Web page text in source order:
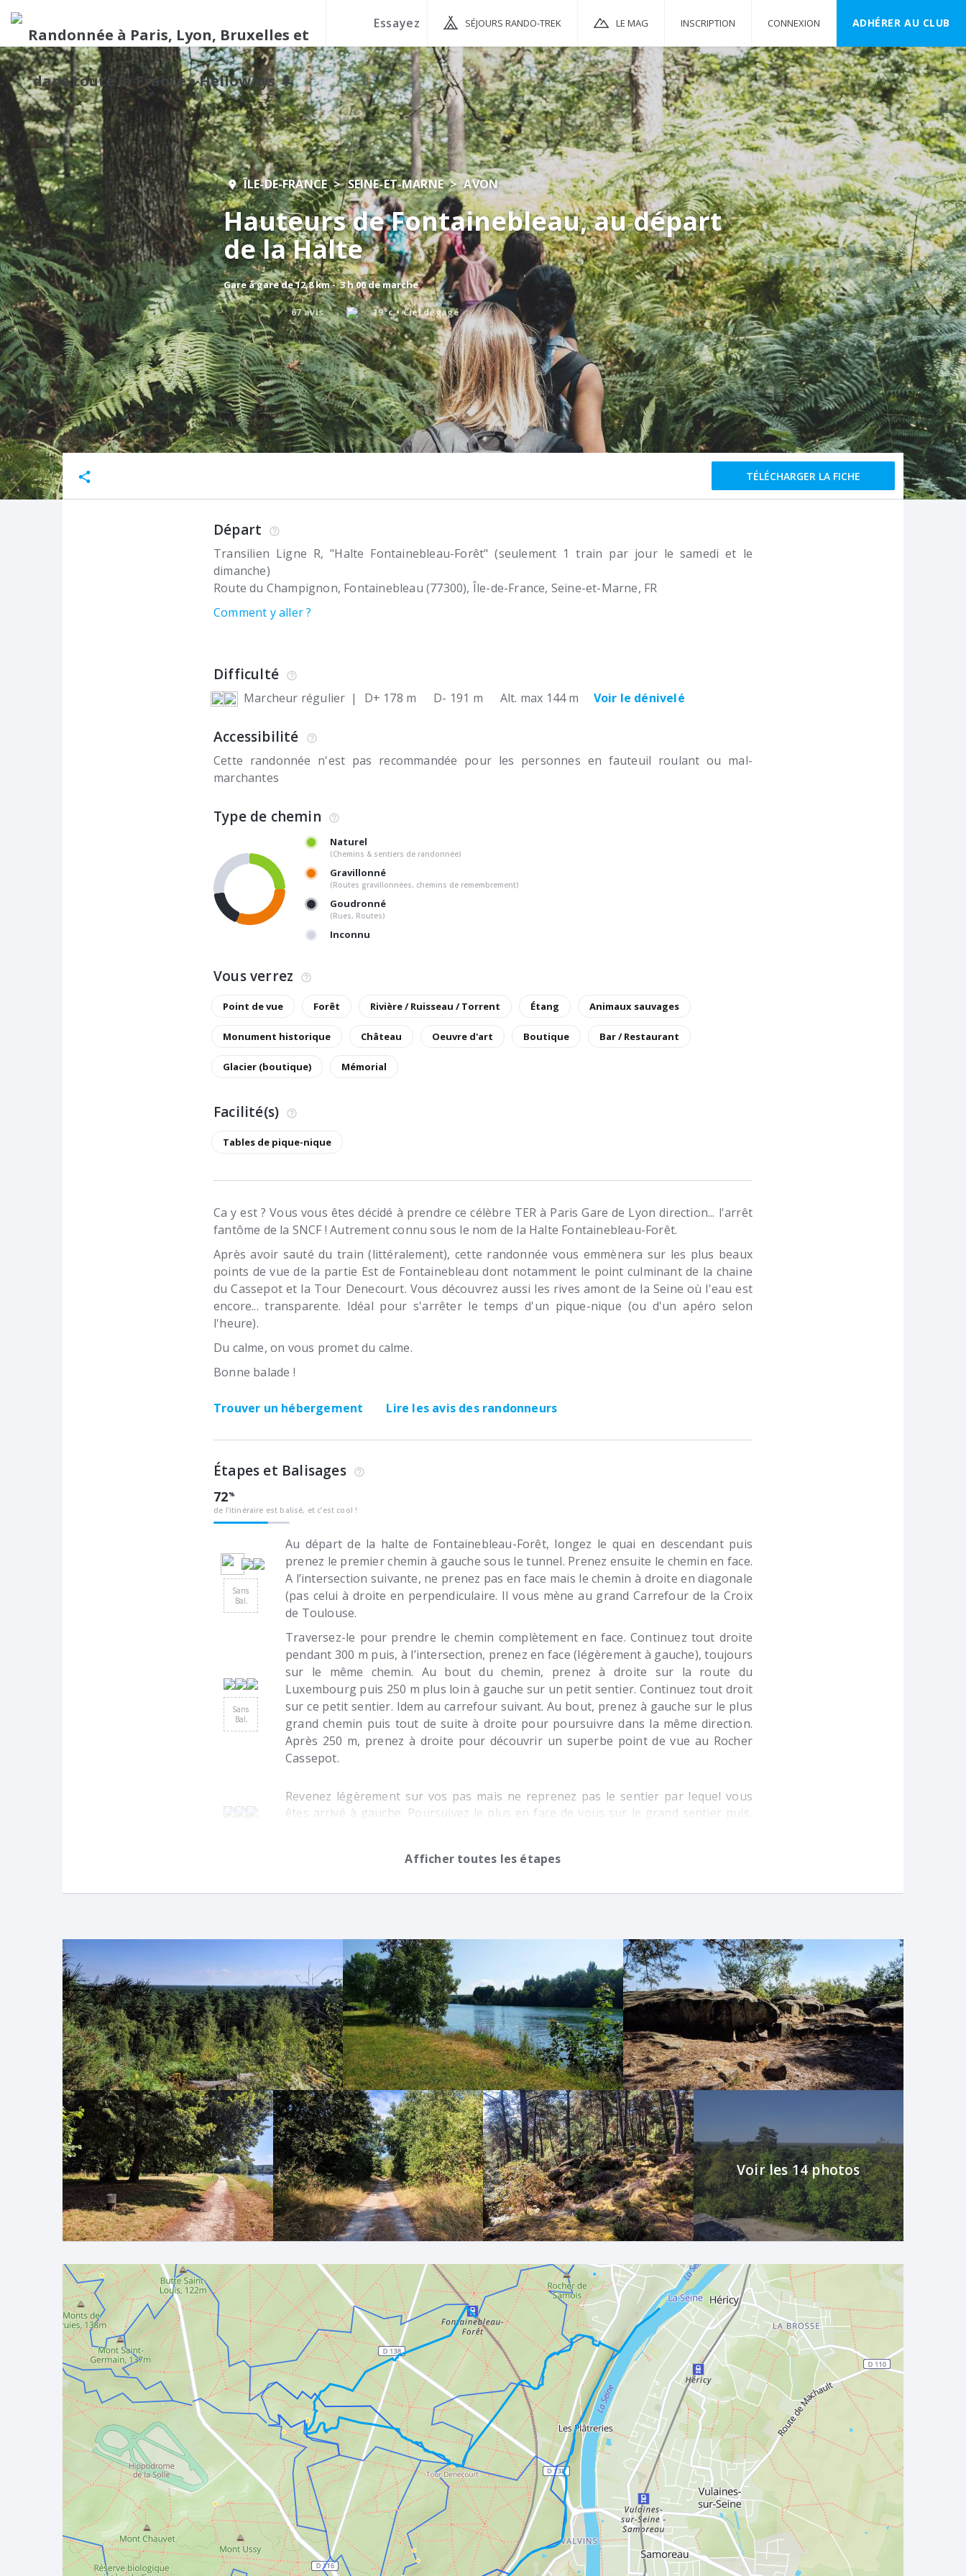
SÉJOURS RANDO-TREK LE MAG INSCRIPTION CONNEXION ADHÉRER AU CLUB
ÎLE-DE-FRANCE SEINE-ET-MARNE AVON
Hauteurs de Fontainebleau, au départ
de la Halte
Gare à gare de 12,8 km - 3 h 00 de marche
67 avis 19°c Ciel dégagé
TÉLÉCHARGER LA FICHE
Départ
Transilien Ligne R, "Halte Fontainebleau-Forêt" (seulement 1 train par jour le samedi et le
dimanche)
Route du Champignon Fontainebleau (77300) Île-de-France, Seine-et-Marne FR
Comment y aller ?
Difficulté
Marcheur régulier | D+ 178 m D- 191 m Alt. max 144 m Voir le dénivelé
Accessibilité
Cette randonnée n'est pas recommandée pour les personnes en fauteuil roulant ou mal-
marchantes
Type de chemin
Naturel
(Chemins & sentiers de randonnée)
Gravillonné
(Routes gravillonnées, chemins de remembrement)
Goudronné
(Rues, Routes)
Inconnu
Vous verrez
Point de vue Forêt Rivière / Ruisseau / Torrent Étang Animaux sauvages
Monument historique Château Oeuvre d'art Boutique Bar / Restaurant
Glacier (boutique) Mémorial
Facilité(s)
Tables de pique-nique
Ca y est ? Vous vous êtes décidé à prendre ce célèbre TER à Paris Gare de Lyon direction... l'arrêt
fantôme de la SNCF ! Autrement connu sous le nom de la Halte Fontainebleau-Forêt.
Après avoir sauté du train (littéralement), cette randonnée vous emmènera sur les plus beaux
points de vue de la partie Est de Fontainebleau dont notamment le point culminant de la chaine
du Cassepot et la Tour Denecourt. Vous découvrez aussi les rives amont de la Seine où l'eau est
encore... transparente. Idéal pour s'arrêter le temps d'un pique-nique (ou d'un apéro selon
l'heure).
Du calme, on vous promet du calme.
Bonne balade !
Trouver un hébergement Lire les avis des randonneurs
Étapes et Balisages
72
de l’itinéraire est balisé, et c’est cool !
Sans
Bal.
Au départ de la halte de Fontainebleau-Forêt, longez le quai en descendant puis
prenez le premier chemin à gauche sous le tunnel. Prenez ensuite le chemin en face.
A l’intersection suivante, ne prenez pas en face mais le chemin à droite en diagonale
(pas celui à droite en perpendiculaire. Il vous mène au grand Carrefour de la Croix
de Toulouse.
Sans
Bal.
Traversez-le pour prendre le chemin complètement en face. Continuez tout droite
pendant 300 m puis, à l’intersection, prenez en face (légèrement à gauche), toujours
sur le même chemin. Au bout du chemin, prenez à droite sur la route du
Luxembourg puis 250 m plus loin à gauche sur un petit sentier. Continuez tout droit
sur ce petit sentier. Idem au carrefour suivant. Au bout, prenez à gauche sur le plus
grand chemin puis tout de suite à droite pour poursuivre dans la même direction.
Après 250 m, prenez à droite pour découvrir un superbe point de vue au Rocher
Cassepot.
Afficher toutes les étapes
Revenez légèrement sur vos pas mais ne reprenez pas le sentier par lequel vous
êtes arrivé à gauche. Poursuivez le plus en face de vous sur le grand sentier puis,
Voir les 14 photos